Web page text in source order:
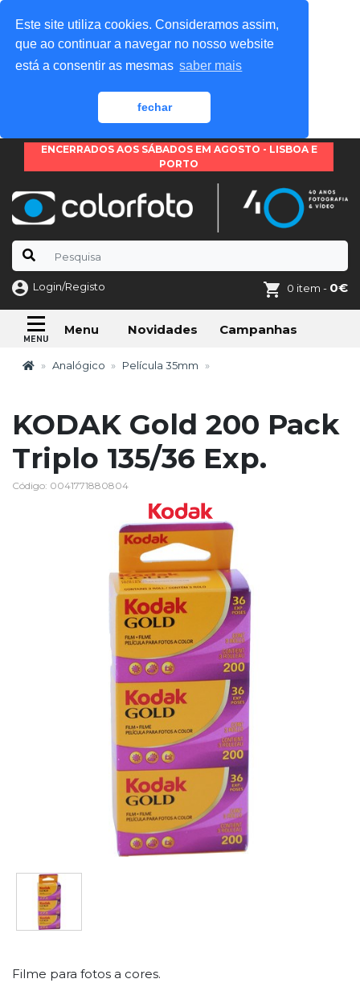
Este site utiliza cookies. Consideramos assim,
que ao continuar a navegar no nosso website
está a consentir as mesmas saber mais
fechar
ENCERRADOS AOS SÁBADOS EM AGOSTO - LISBOA E
PORTO
Login/Registo 0 item - 0€
Menu Novidades Campanhas
Analógico Película 35mm
KODAK Gold 200 Pack
Triplo 135/36 Exp.
Código: 0041771880804
Filme para fotos a cores.